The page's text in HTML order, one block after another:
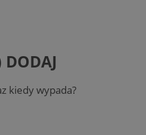
DODAJ
kiedy wypada?